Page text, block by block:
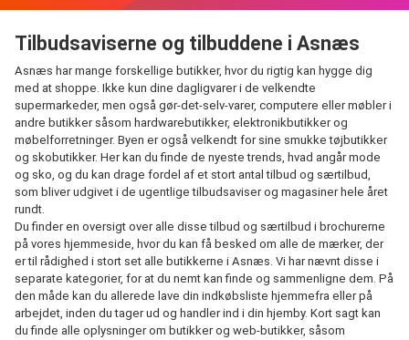
Tilbudsaviserne og tilbuddene i Asnæs
Asnæs har mange forskellige butikker, hvor du rigtig kan hygge dig
med at shoppe. Ikke kun dine dagligvarer i de velkendte
supermarkeder, men også gør-det-selv-varer, computere eller møbler i
andre butikker såsom hardwarebutikker, elektronikbutikker og
møbelforretninger. Byen er også velkendt for sine smukke tøjbutikker
og skobutikker. Her kan du finde de nyeste trends, hvad angår mode
og sko, og du kan drage fordel af et stort antal tilbud og særtilbud,
som bliver udgivet i de ugentlige tilbudsaviser og magasiner hele året
rundt.
Du finder en oversigt over alle disse tilbud og særtilbud i brochurerne
på vores hjemmeside, hvor du kan få besked om alle de mærker, der
er til rådighed i stort set alle butikkerne i Asnæs. Vi har nævnt disse i
separate kategorier, for at du nemt kan finde og sammenligne dem. På
den måde kan du allerede lave din indkøbsliste hjemmefra eller på
arbejdet, inden du tager ud og handler ind i din hjemby. Kort sagt kan
du finde alle oplysninger om butikker og web-butikker, såsom